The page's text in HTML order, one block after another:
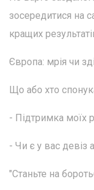
зосередитися на
кращих
Європа: мрія чи
Що або хто
- Підтримка моїх
- Чи є у вас девіз
"Станьте на